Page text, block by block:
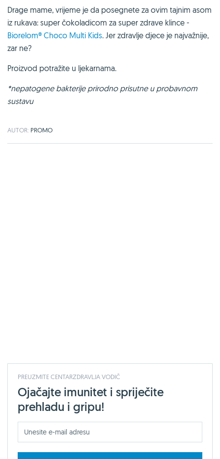
Drage mame, vrijeme je da posegnete za ovim tajnim asom
iz rukava: super čokoladicom za super zdrave klince -
Biorelom® Choco Multi Kids. Jer zdravlje djece je najvažnije,
zar ne?
Proizvod potražite u ljekarnama.
*nepatogene bakterije prirodno prisutne u probavnom
sustavu
AUTOR: PROMO
PREUZMITE CENTARZDRAVLJA VODIČ
Ojačajte imunitet i spriječite
prehladu i gripu!